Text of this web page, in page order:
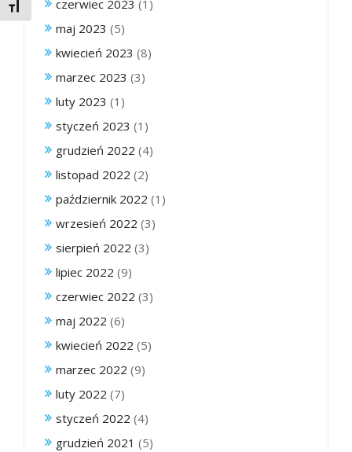
Toggle Font size
czerwiec 2023 (1)
maj 2023 (5)
kwiecień 2023 (8)
marzec 2023 (3)
luty 2023 (1)
styczeń 2023 (1)
grudzień 2022 (4)
listopad 2022 (2)
październik 2022 (1)
wrzesień 2022 (3)
sierpień 2022 (3)
lipiec 2022 (9)
czerwiec 2022 (3)
maj 2022 (6)
kwiecień 2022 (5)
marzec 2022 (9)
luty 2022 (7)
styczeń 2022 (4)
grudzień 2021 (5)